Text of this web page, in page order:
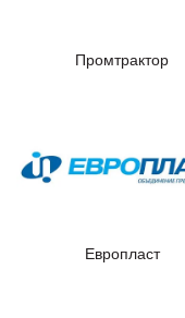
Промтрактор
Европласт